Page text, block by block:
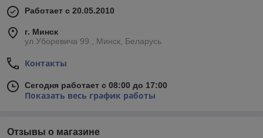
Работает с 20.05.2010
г. Минск
ул.Уборевича 99 , Минск, Беларусь
Контакты
Сегодня работает с 08:00 до 17:00
Показать весь график работы
Отзывы о магазине